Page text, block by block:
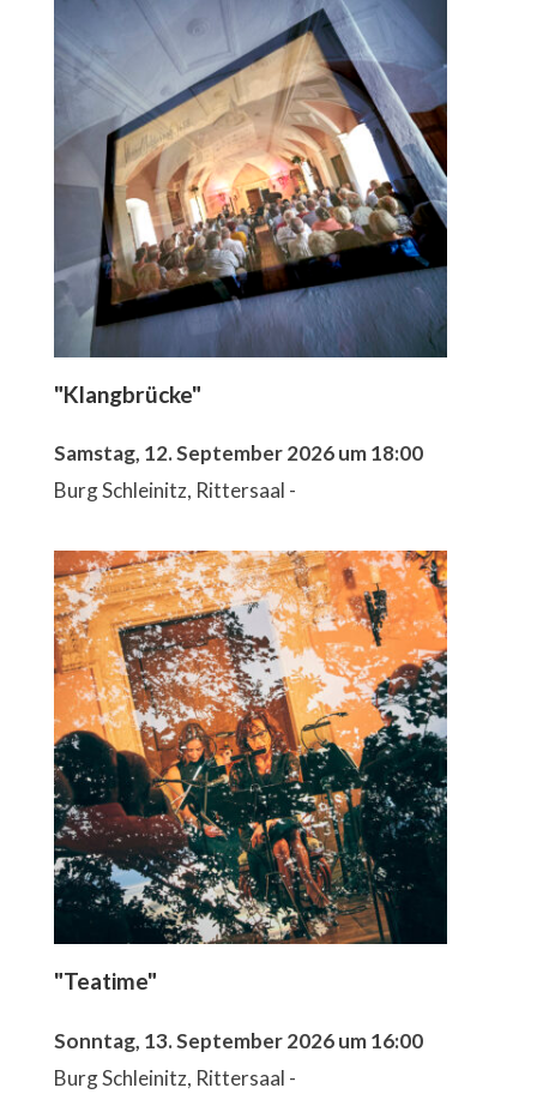
"Klangbrücke"
Samstag, 12. September 2026 um 18:00
Burg Schleinitz, Rittersaal -
"Teatime"
Sonntag, 13. September 2026 um 16:00
Burg Schleinitz, Rittersaal -